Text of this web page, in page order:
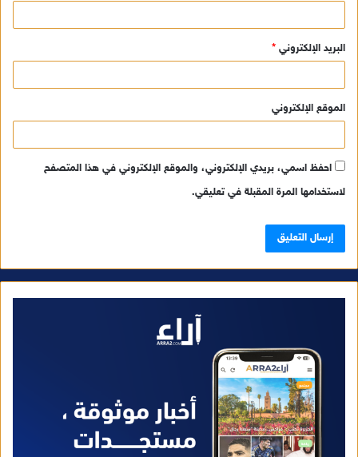
البريد الإلكتروني *
الموقع الإلكتروني
احفظ اسمي، بريدي الإلكتروني، والموقع الإلكتروني في هذا المتصفح
لاستخدامها المرة المقبلة في تعليقي.